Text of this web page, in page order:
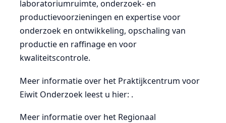
laboratoriumruimte, onderzoek- en
productievoorzieningen en expertise voor
onderzoek en ontwikkeling, opschaling van
productie en raffinage en voor
kwaliteitscontrole.
Meer informatie over het Praktijkcentrum voor
Eiwit Onderzoek leest u hier: .
Meer informatie over het Regionaal